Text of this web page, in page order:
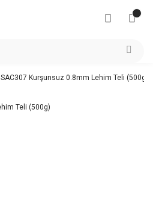
SAC307 Kurşunsuz 0.8mm Lehim Teli (500g)